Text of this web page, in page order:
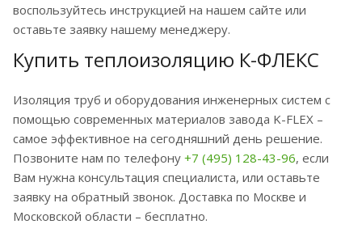
воспользуйтесь инструкцией на нашем сайте или
оставьте заявку нашему менеджеру.
Купить теплоизоляцию К-ФЛЕКС
Изоляция труб и оборудования инженерных систем с
помощью современных материалов завода K-FLEX –
самое эффективное на сегодняшний день решение.
Позвоните нам по телефону +7 (495) 128-43-96, если
Вам нужна консультация специалиста, или оставьте
заявку на обратный звонок. Доставка по Москве и
Московской области – бесплатно.